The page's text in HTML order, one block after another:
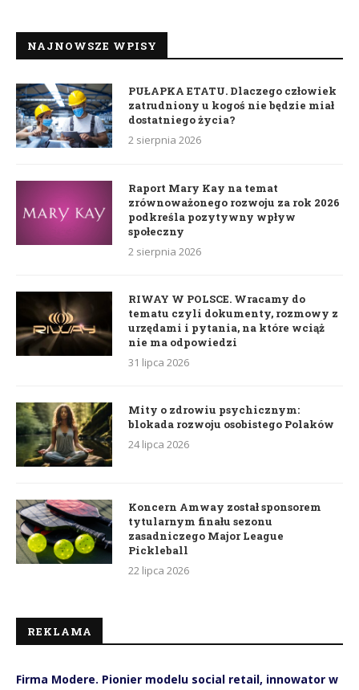
NAJNOWSZE WPISY
PUŁAPKA ETATU. Dlaczego człowiek
zatrudniony u kogoś nie będzie miał
dostatniego życia?
2 sierpnia 2026
Raport Mary Kay na temat
zrównoważonego rozwoju za rok 2026
podkreśla pozytywny wpływ
społeczny
2 sierpnia 2026
RIWAY W POLSCE. Wracamy do
tematu czyli dokumenty, rozmowy z
urzędami i pytania, na które wciąż
nie ma odpowiedzi
31 lipca 2026
Mity o zdrowiu psychicznym:
blokada rozwoju osobistego Polaków
24 lipca 2026
Koncern Amway został sponsorem
tytularnym finału sezonu
zasadniczego Major League
Pickleball
22 lipca 2026
REKLAMA
Firma Modere. Pionier modelu social retail, innowator w